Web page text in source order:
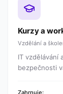
Kurzy a
Vzdělání a
IT vzdělávání
bezpečnosti
Zahrnuje: